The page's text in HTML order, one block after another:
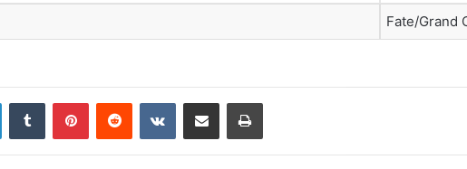
Fate/Grand
LinkedInTumblr PinterestReddit VKontakteShare via Email Print